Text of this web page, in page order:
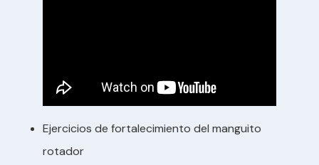
Ejercicios de fortalecimiento del manguito
rotador